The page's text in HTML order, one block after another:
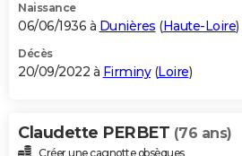
Naissance
06/06/1936 à Dunières (Haute-Loire)
Décès
20/09/2022 à Firminy(Loire)
Claudette PERBET (76 ans)
Créer une cagnotte obsèques